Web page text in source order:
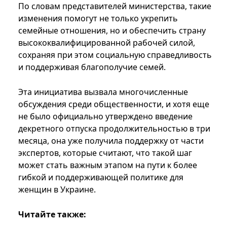
По словам представителей министерства, такие
изменения помогут не только укрепить
семейные отношения, но и обеспечить страну
высококвалифицированной рабочей силой,
сохраняя при этом социальную справедливость
и поддерживая благополучие семей.
Эта инициатива вызвала многочисленные
обсуждения среди общественности, и хотя еще
не было официально утверждено введение
декретного отпуска продолжительностью в три
месяца, она уже получила поддержку от части
экспертов, которые считают, что такой шаг
может стать важным этапом на пути к более
гибкой и поддерживающей политике для
женщин в Украине.
Читайте также: